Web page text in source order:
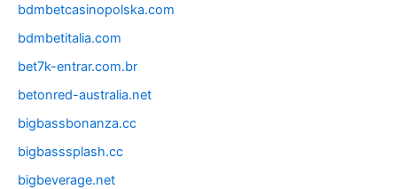
bdmbetcasinopolska.com
bdmbetitalia.com
bet7k-entrar.com.br
betonred-australia.net
bigbassbonanza.cc
bigbasssplash.cc
bigbeverage.net